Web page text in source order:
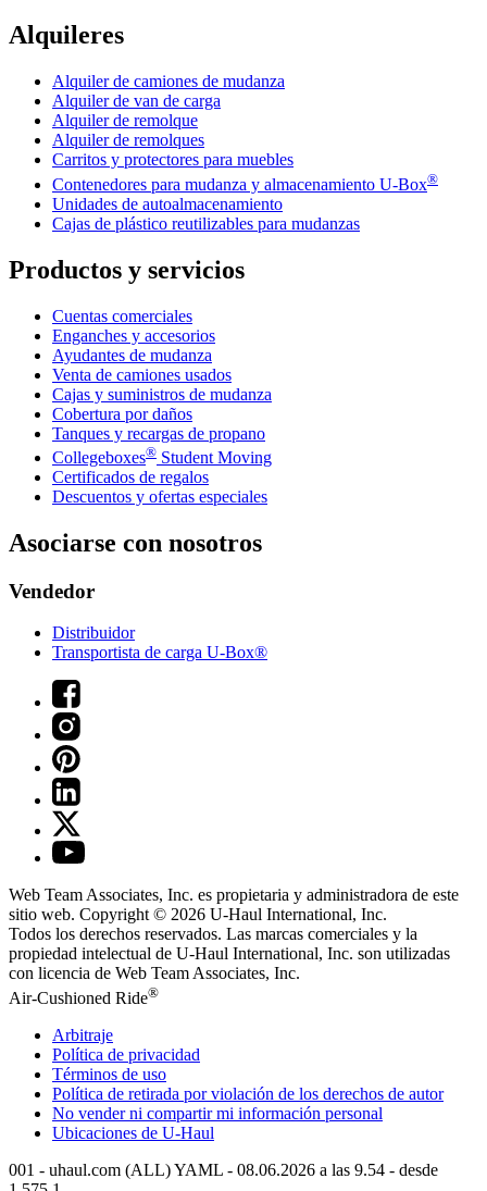
Alquileres
Alquiler de camiones de mudanza
Alquiler de van de carga
Alquiler de remolque
Alquiler de remolques
Carritos y protectores para muebles
Contenedores para mudanza y almacenamiento U-Box®
Unidades de autoalmacenamiento
Cajas de plástico reutilizables para mudanzas
Productos y servicios
Cuentas comerciales
Enganches y accesorios
Ayudantes de mudanza
Venta de camiones usados
Cajas y suministros de mudanza
Cobertura por daños
Tanques y recargas de propano
Collegeboxes® Student Moving
Certificados de regalos
Descuentos y ofertas especiales
Asociarse con nosotros
Vendedor
Distribuidor
Transportista de carga U-Box®
Web Team Associates, Inc. es propietaria y administradora de este
sitio web. Copyright © 2026 U-Haul International, Inc.
Todos los derechos reservados. Las marcas comerciales y la
propiedad intelectual de U-Haul International, Inc. son utilizadas
con licencia de Web Team Associates, Inc.
Air-Cushioned Ride®
Arbitraje
Política de privacidad
Términos de uso
Política de retirada por violación de los derechos de autor
No vender ni compartir mi información personal
Ubicaciones de U-Haul
001 - uhaul.com (ALL) YAML - 08.06.2026 a las 9.54 - desde